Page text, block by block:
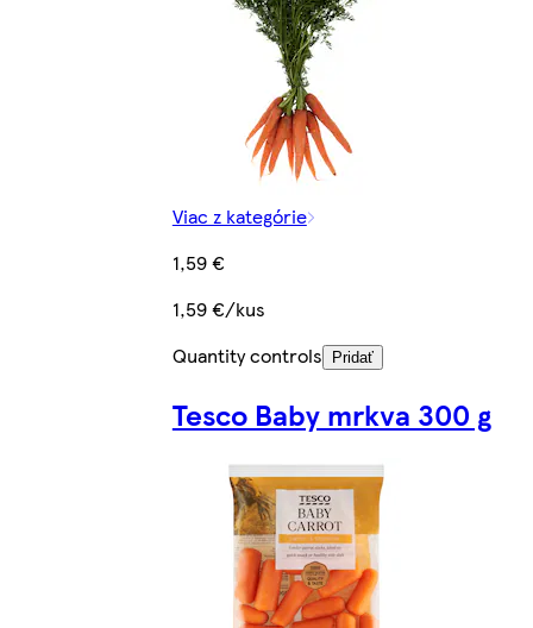
Viac z kategórie
1,59 €
1,59 €/kus
Quantity controls
Pridať
Tesco Baby mrkva 300 g